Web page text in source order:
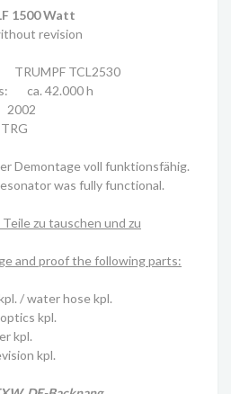
1500 Watt
revision
TCL2530
ca. 42.000 h
Demontage voll funktionsfähig.
was fully functional.
zu tauschen und zu
and proof the following parts:
/ water hose kpl.
kpl.
kpl.
kpl.